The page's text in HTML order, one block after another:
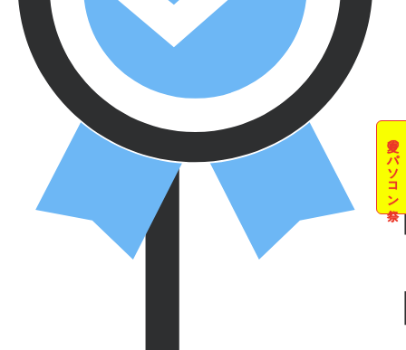
夏のパソコン祭